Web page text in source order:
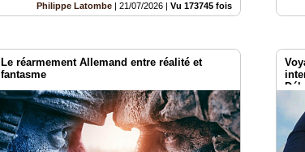
Philippe Latombe |21/07/2026 |Vu 173745 fois
Le réarmement Allemand entre réalité et
fantasme